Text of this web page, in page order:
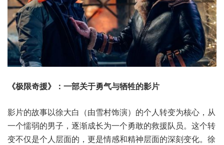
《极限奇援》：一部关于勇气与牺牲的影片
影片的故事以徐大白（由雪村饰演）的个人转变为核心，从
一个懦弱的男子，逐渐成长为一个勇敢的救援队员。这个转
变不仅是个人层面的，更是情感和精神层面的深刻变化。徐